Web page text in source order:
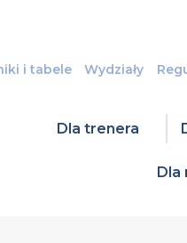
i tabele Wydziały
Dla trenera
Dla